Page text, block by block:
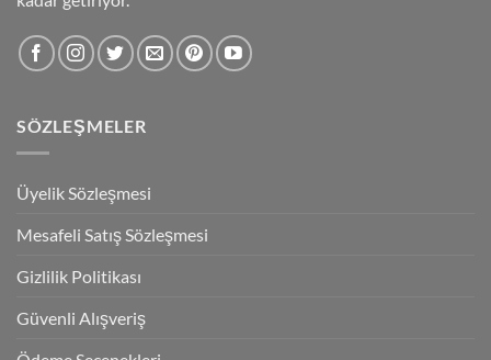
SÖZLEŞMELER
Üyelik Sözleşmesi
Mesafeli Satış Sözleşmesi
Gizlilik Politikası
Güvenli Alışveriş